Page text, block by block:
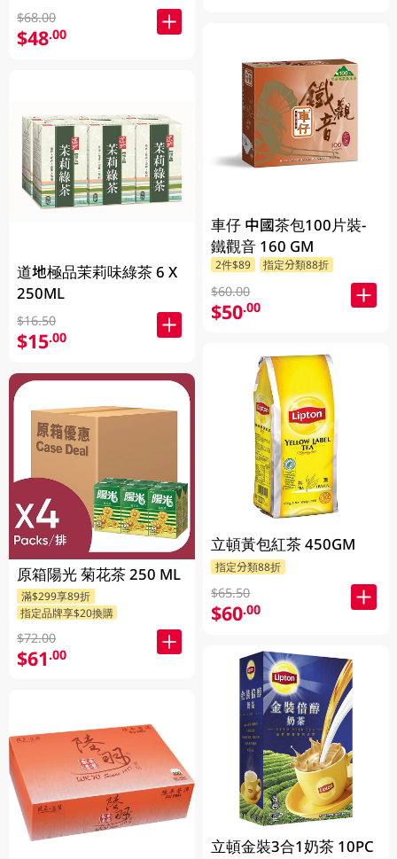
$68.00
$48.00
道地極品茉莉味綠茶 6 X
250ML
$16.50
$15.00
原箱陽光 菊花茶 250 ML
滿$299享89折
指定品牌享$20換購
$72.00
$61.00
車仔 中國茶包100片裝-
鐵觀音 160 GM
2件$89 指定分類88折
$60.00
$50.00
立頓黃包紅茶 450GM
指定分類88折
$65.50
$60.00
立頓金裝3合1奶茶 10PC